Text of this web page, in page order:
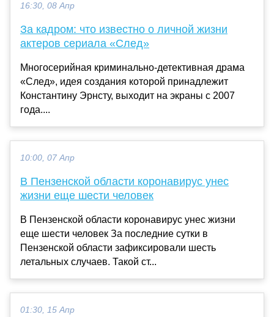
16:30, 08 Апр
За кадром: что известно о личной жизни
актеров сериала «След»
Многосерийная криминально-детективная драма
«След», идея создания которой принадлежит
Константину Эрнсту, выходит на экраны с 2007
года....
10:00, 07 Апр
В Пензенской области коронавирус унес
жизни еще шести человек
В Пензенской области коронавирус унес жизни
еще шести человек За последние сутки в
Пензенской области зафиксировали шесть
летальных случаев. Такой ст...
01:30, 15 Апр